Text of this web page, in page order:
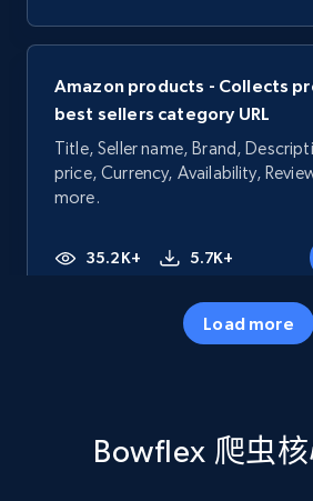
Amazon products - Collects
best sellers category URL
Title, Seller name, Brand,
price, Currency, Availability,
more.
35.2K+ 5.7K+
price, Currency, Availability,
Load more
Bowflex 爬虫